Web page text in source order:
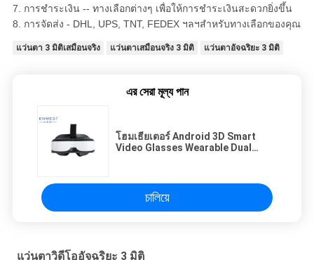
7. การชำระเงิน -- ทางเลือกต่างๆ เพื่อให้การชำระเงินสะดวกยิ่งขึ้น
8. การจัดส่ง - DHL, UPS, TNT, FEDEX ฯลฯสำหรับทางเลือกของคุณ
แว่นตา 3 มิติเสมือนจริง แว่นตาเสมือนจริง 3 มิติ แว่นตาอัจฉริยะ 3 มิติ
এর সেরা মূল্য পান
โฮมเธียเตอร์ Android 3D Smart
Video Glasses Wearable Dual
চালিয়ে
แว่นตาวิดีโออัจฉริยะ 3 มิติ